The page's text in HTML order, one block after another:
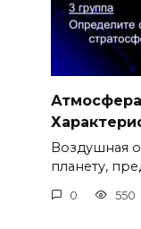
Воздушная
планету,
0 550